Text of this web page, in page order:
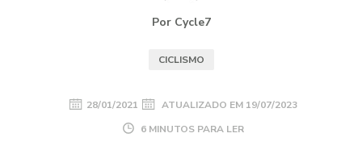
Por Cycle7
CICLISMO
28/01/2021 ATUALIZADO EM 19/07/2023
6 MINUTOS PARA LER